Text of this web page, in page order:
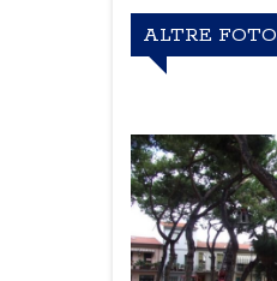
ALTRE FOTO